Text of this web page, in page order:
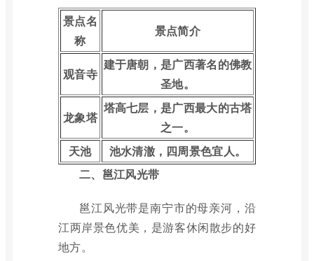
景点名
称
景点简介
观音寺
建于唐朝，是广西著名的佛教
圣地。
龙象塔
塔高七层，是广西最大的古塔
之一。
天池
池水清澈，四周景色宜人。
二、邕江风光带
邕江风光带是南宁市的母亲河，沿
江两岸景色优美，是游客休闲散步的好
地方。